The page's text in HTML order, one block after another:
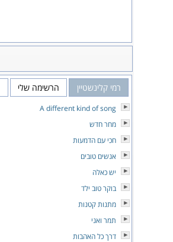
רמי קלינשטיין הרשימה שלי
A different kind of song
מחר חדש
חכי עם הדמעות
אנשים טובים
יש כאלה
בוקר טוב ילד
מתנות קטנות
תמר ואני
דרך כל האהבות